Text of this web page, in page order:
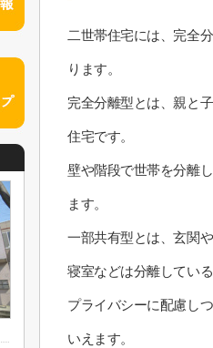
二世帯住宅には、完全
ります。
完全分離型とは、親と
住宅です。
壁や階段で世帯を分離
ます。
一部共有型とは、玄関
寝室などは分離してい
プライバシーに配慮し
いえます。